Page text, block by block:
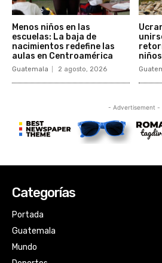
Categorías
Portada
Guatemala
Mundo